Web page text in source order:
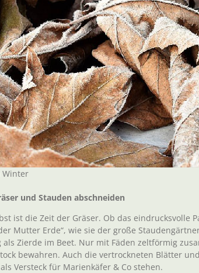
Winter
und Stauden abschneiden
ist die Zeit der Gräser. Ob das eindrucksvolle
Mutter Erde“, wie sie der große
als Zierde im Beet. Nur mit Fäden zeltförmig
bewahren. Auch die vertrockneten Blätter
Versteck für Marienkäfer & Co stehen.